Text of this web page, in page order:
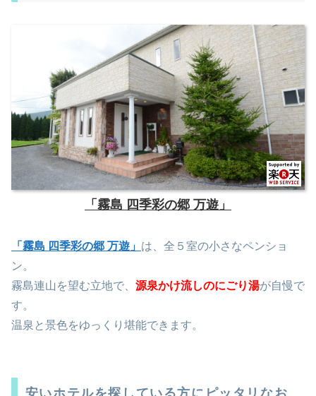
「霧島 四季彩の郷 万遊」
「霧島 四季彩の郷 万遊」 は、全５室の小さなペンショ
ン。
霧島連山を望む立地で、 源泉かけ流しのにごり湯が自慢で
す。
温泉と景色をゆっくり堪能できます。